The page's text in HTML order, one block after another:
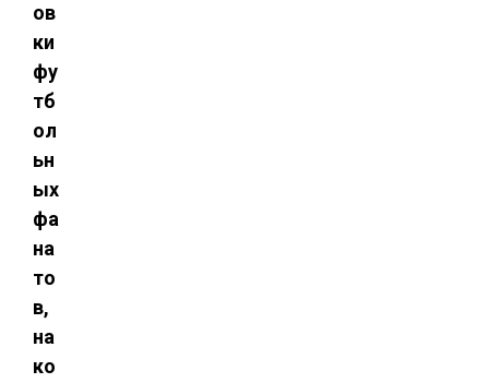
ов
ки
фу
тб
ол
ьн
ых
фа
на
то
в,
на
ко